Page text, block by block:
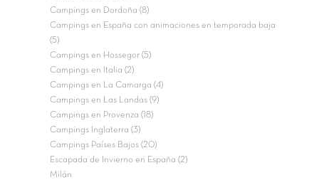
Campings en Dordoña (8)
Campings en España con animaciones en temporada baja
(5)
Campings en Hossegor (5)
Campings en Italia (2)
Campings en La Camarga (4)
Campings en Las Landas (9)
Campings en Provenza (18)
Campings Inglaterra (3)
Campings Países Bajos (20)
Escapada de Invierno en España (2)
Milán